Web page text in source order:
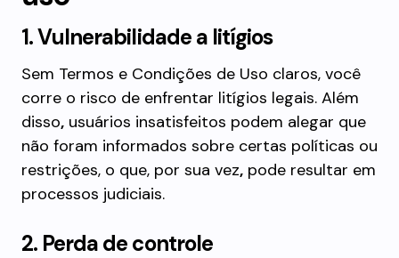
1. Vulnerabilidade a litígios
Sem Termos e Condições de Uso claros, você
corre o risco de enfrentar litígios legais. Além
disso, usuários insatisfeitos podem alegar que
não foram informados sobre certas políticas ou
restrições, o que, por sua vez, pode resultar em
processos judiciais.
2. Perda de controle